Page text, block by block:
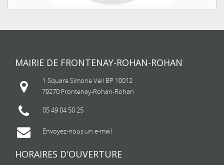
MAIRIE DE FRONTENAY-ROHAN-ROHAN
1 Square Simone Veil BP 10012
79270 Frontenay-Rohan-Rohan
05 49 04 50 25
Envoyez-nous un e-mail
HORAIRES D'OUVERTURE